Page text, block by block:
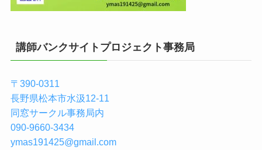
講師バンクサイトプロジェクト事務局
〒390-0311
長野県松本市水汲12-11
同窓サークル事務局内
090-9660-3434
ymas191425@gmail.com